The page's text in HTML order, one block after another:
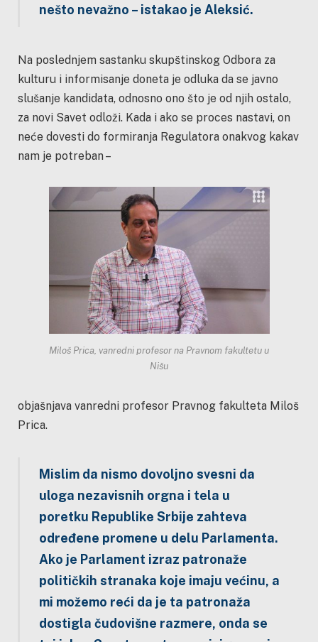
nešto nevažno – istakao je Aleksić.
Na poslednjem sastanku skupštinskog Odbora za
kulturu i informisanje doneta je odluka da se javno
slušanje kandidata, odnosno ono što je od njih ostalo,
za novi Savet odloži. Kada i ako se proces nastavi, on
neće dovesti do formiranja Regulatora onakvog kakav
nam je potreban –
Miloš Prica, vanredni profesor na Pravnom fakultetu u
Nišu
objašnjava vanredni profesor Pravnog fakulteta Miloš
Prica.
Mislim da nismo dovoljno svesni da
uloga nezavisnih orgna i tela u
poretku Republike Srbije zahteva
određene promene u delu Parlamenta.
Ako je Parlament izraz patronaže
političkih stranaka koje imaju većinu, a
mi možemo reći da je ta patronaža
dostigla čudovišne razmere, onda se